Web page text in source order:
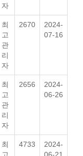
자
최
고
관
리
자
2670
2024-
07-16
최
고
관
리
자
2656
2024-
06-26
최
4733
2024-